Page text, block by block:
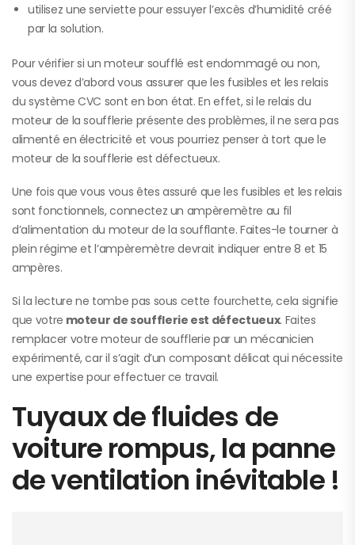
utilisez une serviette pour essuyer l’excès d’humidité créé
par la solution.
Pour vérifier si un moteur soufflé est endommagé ou non,
vous devez d’abord vous assurer que les fusibles et les relais
du système CVC sont en bon état. En effet, si le relais du
moteur de la soufflerie présente des problèmes, il ne sera pas
alimenté en électricité et vous pourriez penser à tort que le
moteur de la soufflerie est défectueux.
Une fois que vous vous êtes assuré que les fusibles et les relais
sont fonctionnels, connectez un ampèremètre au fil
d’alimentation du moteur de la soufflante. Faites-le tourner à
plein régime et l’ampèremètre devrait indiquer entre 8 et 15
ampères.
Si la lecture ne tombe pas sous cette fourchette, cela signifie
que votre moteur de soufflerie est défectueux. Faites
remplacer votre moteur de soufflerie par un mécanicien
expérimenté, car il s’agit d’un composant délicat qui nécessite
une expertise pour effectuer ce travail.
Tuyaux de fluides de
voiture rompus, la panne
de ventilation inévitable !